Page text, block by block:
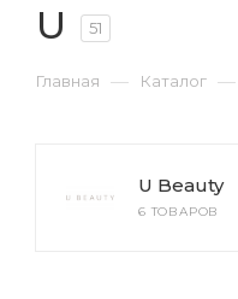
U 51
Главная — Каталог —
U Beauty
6 ТОВАРОВ